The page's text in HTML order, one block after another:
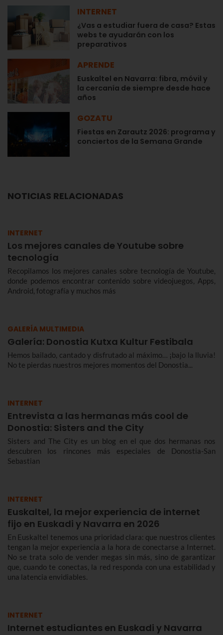
INTERNET
¿Vas a estudiar fuera de casa? Estas
webs te ayudarán con los
preparativos
APRENDE
Euskaltel en Navarra: fibra, móvil y
la cercanía de siempre desde hace
años
GOZATU
Fiestas en Zarautz 2026: programa y
conciertos de la Semana Grande
NOTICIAS RELACIONADAS
INTERNET
Los mejores canales de Youtube sobre
tecnología
Recopilamos los mejores canales sobre tecnología de Youtube,
donde podemos encontrar contenido sobre videojuegos, Apps,
Android, fotografía y muchos más
GALERÍA MULTIMEDIA
Galería: Donostia Kutxa Kultur Festibala
Hemos bailado, cantado y disfrutado al máximo… ¡bajo la lluvia!
No te pierdas nuestros mejores momentos del Donostia...
INTERNET
Entrevista a las hermanas más cool de
Donostia: Sisters and the City
Sisters and The City es un blog en el que dos hermanas nos
descubren los rincones más especiales de Donostia-San
Sebastian
INTERNET
Euskaltel, la mejor experiencia de internet
fijo en Euskadi y Navarra en 2026
En Euskaltel tenemos una prioridad clara: que nuestros clientes
tengan la mejor experiencia a la hora de conectarse a Internet.
No se trata solo de vender megas sin más, sino de garantizar
que, cuando te conectas, la red responda con una estabilidad y
una latencia envidiables.
INTERNET
Internet estudiantes en Euskadi y Navarra